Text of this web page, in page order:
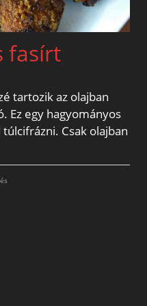
fasírt
tartozik az olajban
Ez egy hagyományos
Csak olajban